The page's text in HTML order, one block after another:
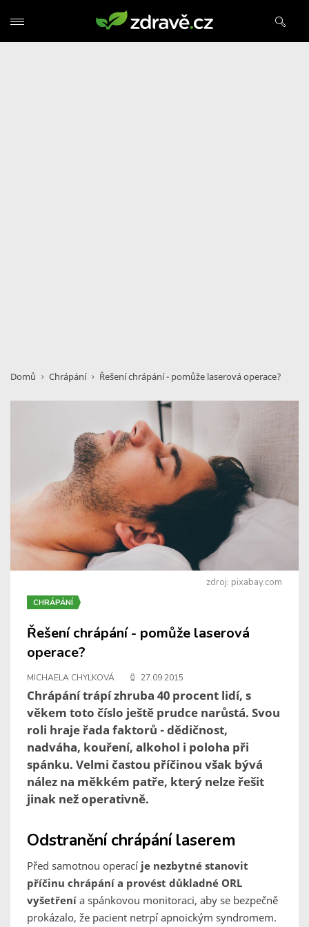
Domů Chrápání Řešení chrápání - pomůže laserová operace?
zdroj: pixabay.com
CHRÁPÁNÍ
Řešení chrápání - pomůže laserová
operace?
MICHAELA CHYLKOVÁ 27.09.2015
Chrápání trápí zhruba 40 procent lidí, s
věkem toto číslo ještě prudce narůstá. Svou
roli hraje řada faktorů - dědičnost,
nadváha, kouření, alkohol i poloha při
spánku. Velmi častou příčinou však bývá
nález na měkkém patře, který nelze řešit
jinak než operativně.
Odstranění chrápání laserem
Před samotnou operací je nezbytné stanovit
příčinu chrápání a provést důkladné ORL
vyšetření a spánkovou monitoraci, aby se bezpečně
prokázalo, že pacient netrpí apnoickým syndromem.